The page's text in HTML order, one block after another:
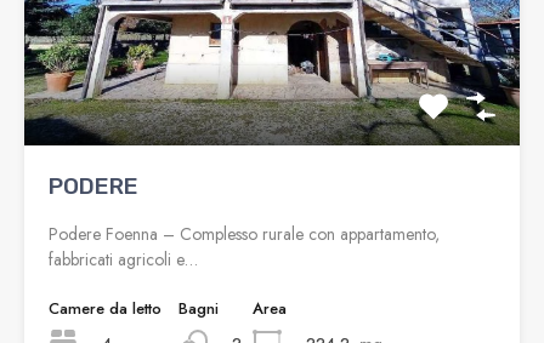
PODERE
Podere Foenna – Complesso rurale con appartamento,
fabbricati agricoli e…
Camere da letto
Bagni
Area